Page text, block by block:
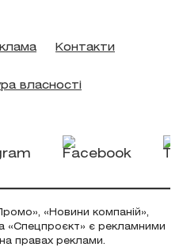
Контакти
власності
«Новини компаній»,
«Спецпроєкт» є рекламними
правах реклами.